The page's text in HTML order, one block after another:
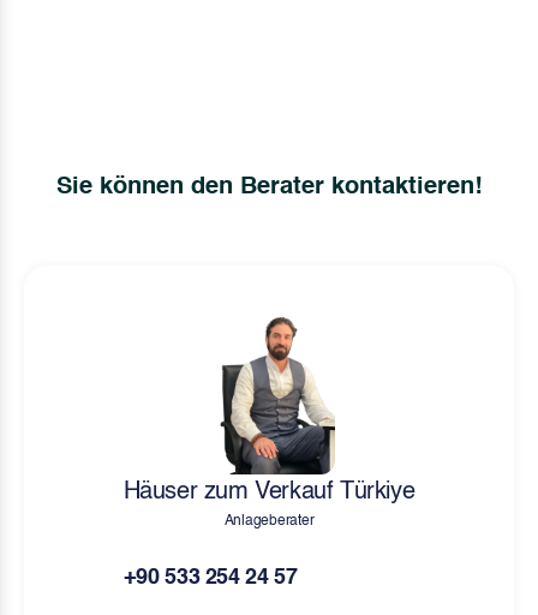
Sie können den Berater kontaktieren!
Häuser zum Verkauf Türkiye
Anlageberater
+90 533 254 24 57